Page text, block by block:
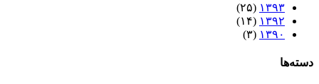
۱۳۹۳ (۲۵)
۱۳۹۲ (۱۴)
۱۳۹۰ (۳)
دسته‌ها